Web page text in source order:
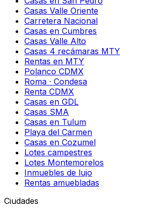
Casas Valle Oriente
Carretera Nacional
Casas en Cumbres
Casas Valle Alto
Casas 4 recámaras MTY
Rentas en MTY
Polanco CDMX
Roma · Condesa
Renta CDMX
Casas en GDL
Casas SMA
Casas en Tulum
Playa del Carmen
Casas en Cozumel
Lotes campestres
Lotes Montemorelos
Inmuebles de lujo
Rentas amuebladas
Ciudades